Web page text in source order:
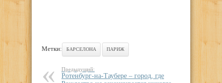
Метки: БАРСЕЛОНА ПАРИЖ
Предыдущий:
Ротенбург-на-Таубере – город, где